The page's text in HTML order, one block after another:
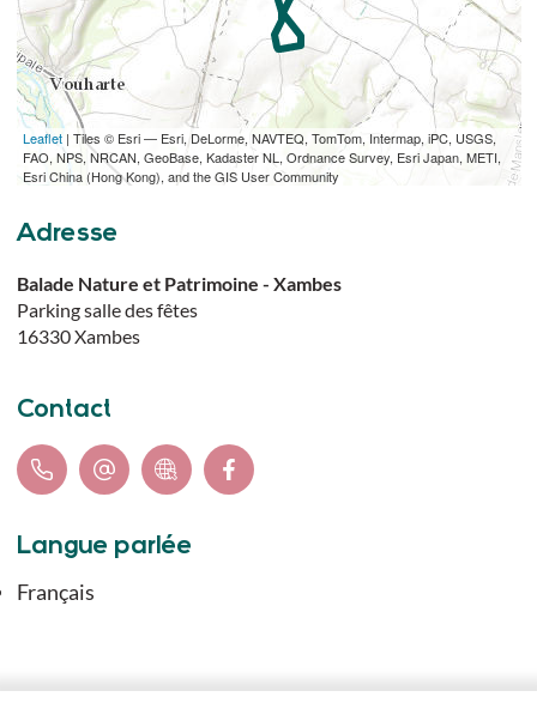
Leaflet| Tiles © Esri — Esri, DeLorme, NAVTEQ, TomTom, Intermap, iPC, USGS,
FAO, NPS, NRCAN, GeoBase, Kadaster NL, Ordnance Survey, Esri Japan, METI,
Esri China (Hong Kong), and the GIS User Community
TÉLÉCHARGER L'ITINÉRAIRE (GPX)
Adresse
Balade Nature et Patrimoine - Xambes
Parking salle des fêtes
16330Xambes
Contact
Langue parlée
Français